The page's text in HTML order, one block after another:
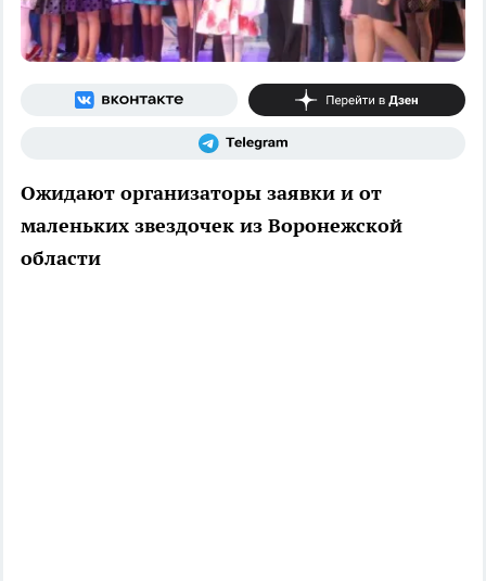
Ожидают организаторы заявки и от
маленьких звездочек из Воронежской
области